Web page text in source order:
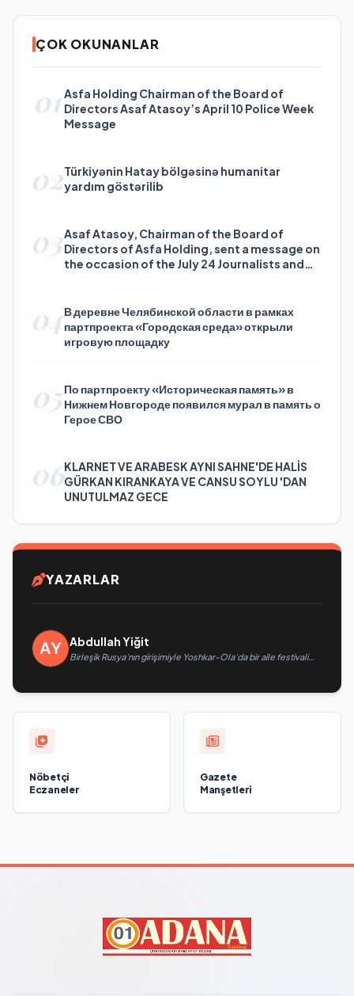
ÇOK OKUNANLAR
01Asfa Holding Chairman of the Board of
Directors Asaf Atasoy’s April 10 Police Week
Message
02Türkiyənin Hatay bölgəsinə humanitar
yardım göstərilib
03Asaf Atasoy, Chairman of the Board of
Directors of Asfa Holding, sent a message on
the occasion of the July 24 Journalists and
04В деревне Челябинской области в рамках
партпроекта «Городская среда» открыли
игровую площадку
05По партпроекту «Историческая память» в
Нижнем Новгороде появился мурал в память о
Герое СВО
06KLARNET VE ARABESK AYNI SAHNE'DE HALİS
GÜRKAN KIRANKAYA VE CANSU SOYLU 'DAN
UNUTULMAZ GECE
YAZARLAR
Abdullah Yiğit
Birleşik Rusya’nın girişimiyle Yoshkar-Ola’da bir aile festivali
Nöbetçi
Eczaneler
Gazete
Manşetleri